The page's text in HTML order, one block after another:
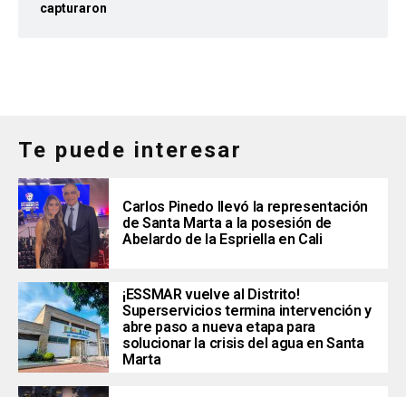
capturaron
Te puede interesar
Carlos Pinedo llevó la representación
de Santa Marta a la posesión de
Abelardo de la Espriella en Cali
¡ESSMAR vuelve al Distrito!
Superservicios termina intervención y
abre paso a nueva etapa para
solucionar la crisis del agua en Santa
Marta